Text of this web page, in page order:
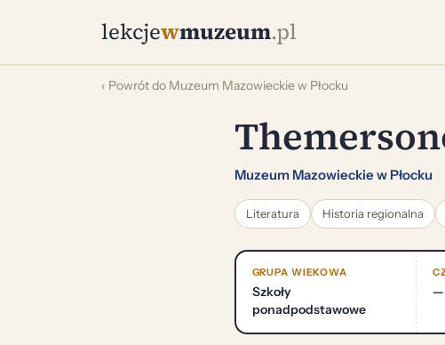
lekcjewmuzeum.pl
‹ Powrót do Muzeum Mazowieckie w Płocku
Muzeum Mazowieckie w Płocku
Literatura Historia regionalna
GRUPA WIEKOWA
Szkoły
ponadpodstawowe
—